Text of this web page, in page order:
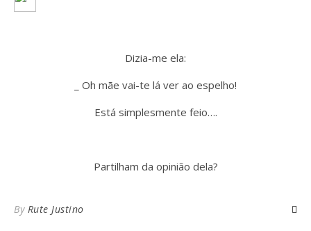
Dizia-me ela:
_ Oh mãe vai-te lá ver ao espelho!
Está simplesmente feio….
Partilham da opinião dela?
By Rute Justino